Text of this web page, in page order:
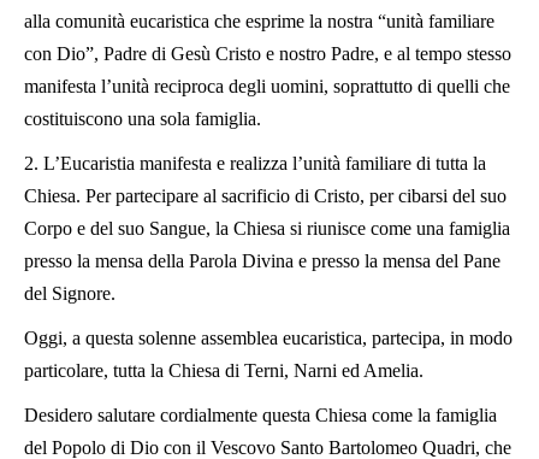
alla comunità eucaristica che esprime la nostra “unità familiare
con Dio”, Padre di Gesù Cristo e nostro Padre, e al tempo stesso
manifesta l’unità reciproca degli uomini, soprattutto di quelli che
costituiscono una sola famiglia.
2. L’Eucaristia manifesta e realizza l’unità familiare di tutta la
Chiesa. Per partecipare al sacrificio di Cristo, per cibarsi del suo
Corpo e del suo Sangue, la Chiesa si riunisce come una famiglia
presso la mensa della Parola Divina e presso la mensa del Pane
del Signore.
Oggi, a questa solenne assemblea eucaristica, partecipa, in modo
particolare, tutta la Chiesa di Terni, Narni ed Amelia.
Desidero salutare cordialmente questa Chiesa come la famiglia
del Popolo di Dio con il Vescovo Santo Bartolomeo Quadri, che